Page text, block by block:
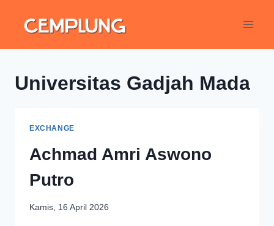
Universitas Gadjah Mada
EXCHANGE
Achmad Amri Aswono
Putro
Kamis, 16 April 2026